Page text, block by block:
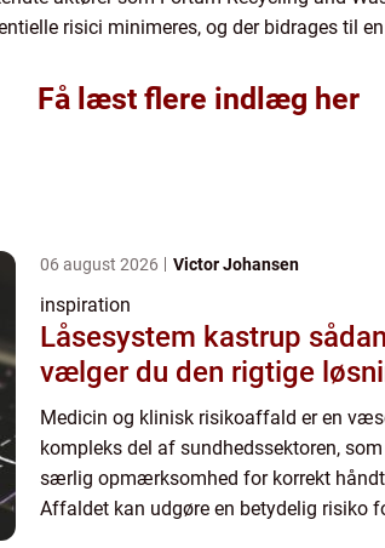
risici minimeres, og der bidrages til
Få læst flere indlæg her
06 august 2026 Victor Johansen
inspiration
Låsesystem kastrup sådan
vælger du den rigtige
Medicin og klinisk risikoaffald er en
kompleks del af sundhedssektoren,
særlig opmærksomhed for korrekt
Affaldet kan udgøre en betydelig risiko